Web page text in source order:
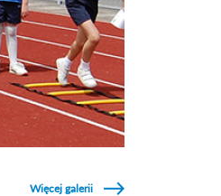
Więcej galerii